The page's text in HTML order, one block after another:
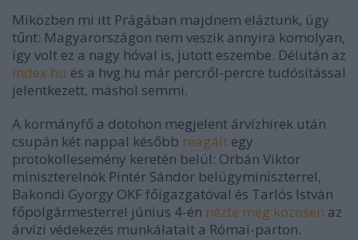
Miközben mi itt Prágában majdnem eláztunk, úgy
tűnt: Magyarországon nem veszik annyira komolyan,
így volt ez a nagy hóval is, jutott eszembe. Délután az
index.hu és a hvg.hu már percről-percre tudósítással
jelentkezett, máshol semmi.
A kormányfő a dotohon megjelent árvízhírek után
csupán két nappal később reagált egy
protokollesemény keretén belül: Orbán Viktor
miniszterelnök Pintér Sándor belügyminiszterrel,
Bakondi György OKF főigazgatóval és Tarlós István
főpolgármesterrel június 4-én nézte meg közösen az
árvízi védekezés munkálatait a Római-parton.